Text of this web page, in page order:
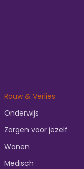
Rouw & Verlies
Onderwijs
Zorgen voor jezelf
Wonen
Medisch